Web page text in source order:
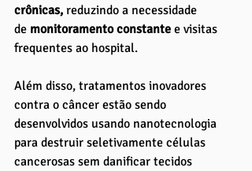
crônicas, reduzindo a necessidade
de monitoramento constante e visitas
frequentes ao hospital.
Além disso, tratamentos inovadores
contra o câncer estão sendo
desenvolvidos usando nanotecnologia
para destruir seletivamente células
cancerosas sem danificar tecidos